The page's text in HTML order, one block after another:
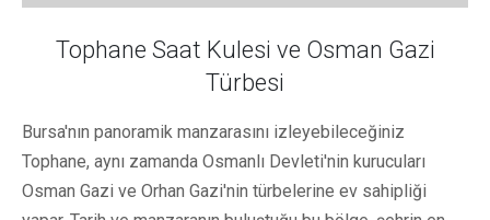
Tophane Saat Kulesi ve Osman Gazi
Türbesi
Bursa'nın panoramik manzarasını izleyebileceğiniz
Tophane, aynı zamanda Osmanlı Devleti'nin kurucuları
Osman Gazi ve Orhan Gazi'nin türbelerine ev sahipliği